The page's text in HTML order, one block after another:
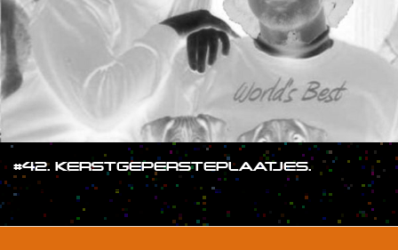
#42. KERSTGEPERSTEPLAATJES.
#SHOW